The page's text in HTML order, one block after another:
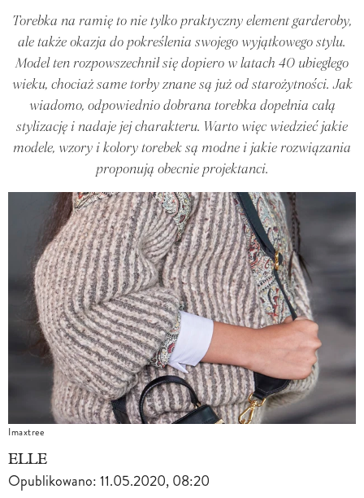
Torebka na ramię to nie tylko praktyczny element garderoby,
ale także okazja do pokreślenia swojego wyjątkowego stylu.
Model ten rozpowszechnił się dopiero w latach 40 ubiegłego
wieku, chociaż same torby znane są już od starożytności. Jak
wiadomo, odpowiednio dobrana torebka dopełnia całą
stylizację i nadaje jej charakteru. Warto więc wiedzieć jakie
modele, wzory i kolory torebek są modne i jakie rozwiązania
proponują obecnie projektanci.
Imaxtree
ELLE
Opublikowano:11.05.2020, 08:20